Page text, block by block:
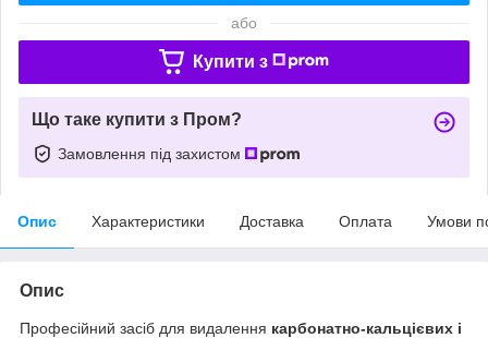
або
Купити з
Що таке купити з Пром?
Замовлення під захистом
Опис Характеристики Доставка Оплата Умови
Опис
Професійний засіб для видалення карбонатно-кальцієвих і